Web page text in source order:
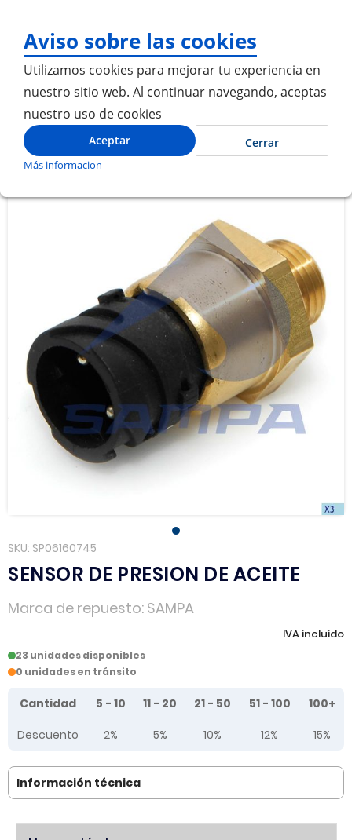
Aviso sobre las cookies
Utilizamos cookies para mejorar tu experiencia en
nuestro sitio web. Al continuar navegando, aceptas
nuestro uso de cookies
Aceptar Cerrar
Más informacion
Inicio SENSOR DE PRESION DE ACEITE
SKU SP06160745
SENSOR DE PRESION DE ACEITE
Marca de repuesto SAMPA
IVA incluido
23 unidades disponibles
0 unidades en tránsito
Tier prices table
Cantidad 5 - 10 11 - 20 21 - 50 51 - 100
100+
Descuento
2% 5% 10% 12% 15%
imágenes
imágenes
Información técnica